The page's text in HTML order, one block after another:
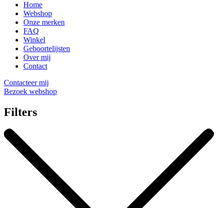
Home
Webshop
Onze merken
FAQ
Winkel
Geboortelijsten
Over mij
Contact
Contacteer mij
Bezoek webshop
Filters